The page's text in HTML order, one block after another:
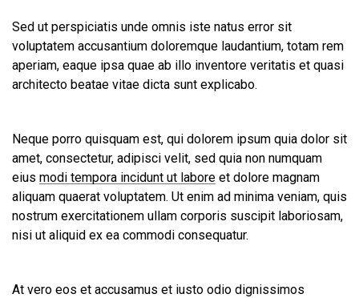
Sed ut perspiciatis unde omnis iste natus error sit
voluptatem accusantium doloremque laudantium, totam rem
aperiam, eaque ipsa quae ab illo inventore veritatis et quasi
architecto beatae vitae dicta sunt explicabo.
Neque porro quisquam est, qui dolorem ipsum quia dolor sit
amet, consectetur, adipisci velit, sed quia non numquam
eius modi tempora incidunt ut labore et dolore magnam
aliquam quaerat voluptatem. Ut enim ad minima veniam, quis
nostrum exercitationem ullam corporis suscipit laboriosam,
nisi ut aliquid ex ea commodi consequatur.
At vero eos et accusamus et iusto odio dignissimos